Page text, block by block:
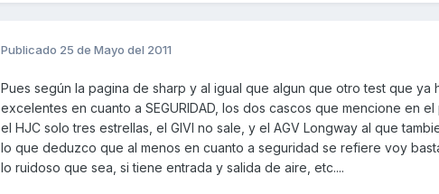
Publicado 25 de Mayo del 2011
Pues según la pagina de sharp y al igual que algun que otro test que
excelentes en cuanto a SEGURIDAD, los dos cascos que mencione en
el HJC solo tres estrellas, el GIVI no sale, y el AGV Longway al que
lo que deduzco que al menos en cuanto a seguridad se refiere voy
lo ruidoso que sea, si tiene entrada y salida de aire, etc....